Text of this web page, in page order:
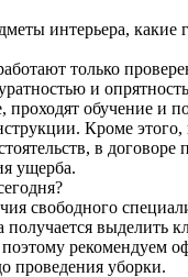
интерьера, какие
только
и
проходят обучение и
Кроме этого,
в договоре
ущерба.
свободного
получается выделить
рекомендуем
проведения уборки.